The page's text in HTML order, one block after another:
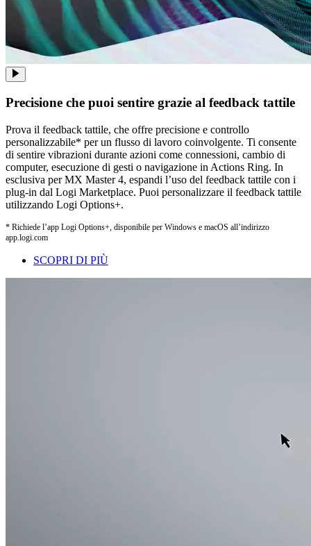
Precisione che puoi sentire grazie al feedback tattile
Prova il feedback tattile, che offre precisione e controllo
personalizzabile* per un flusso di lavoro coinvolgente. Ti consente
di sentire vibrazioni durante azioni come connessioni, cambio di
computer, esecuzione di gesti o navigazione in Actions Ring. In
esclusiva per MX Master 4, espandi l’uso del feedback tattile con i
plug-in dal Logi Marketplace. Puoi personalizzare il feedback tattile
utilizzando Logi Options+.
* Richiede l’app Logi Options+, disponibile per Windows e macOS all’indirizzo
app.logi.com
SCOPRI DI PIÙ